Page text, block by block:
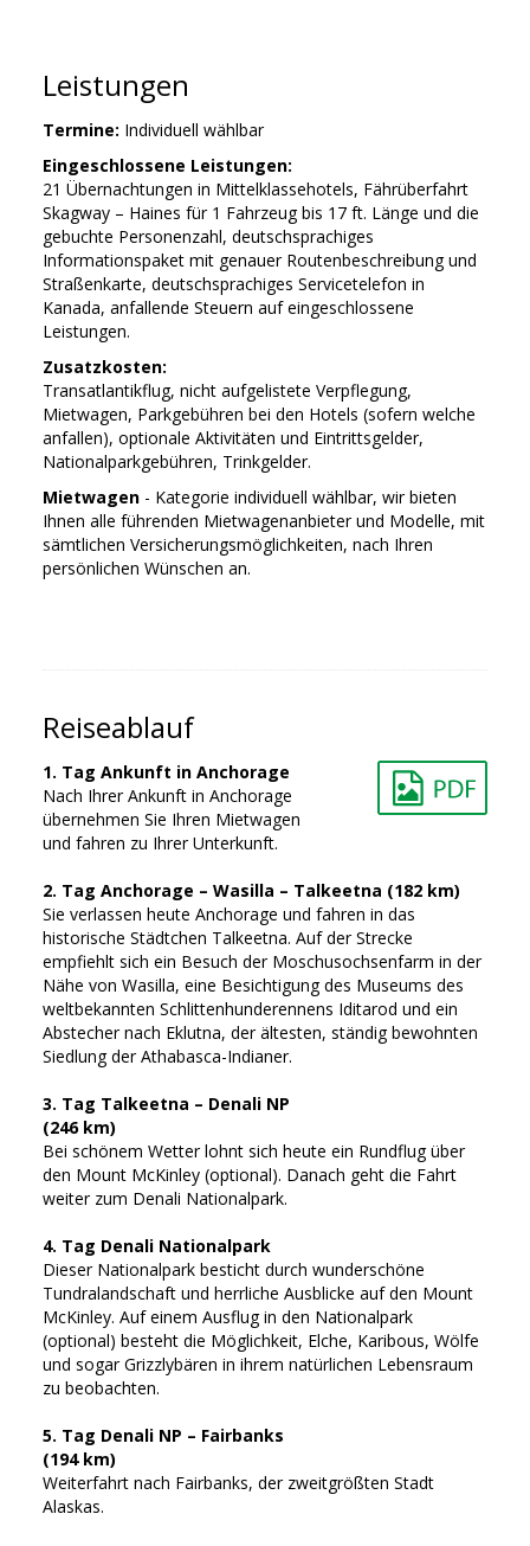
Leistungen
Termine: Individuell wählbar
Eingeschlossene Leistungen:
21 Übernachtungen in Mittelklassehotels, Fährüberfahrt
Skagway – Haines für 1 Fahrzeug bis 17 ft. Länge und die
gebuchte Personenzahl, deutschsprachiges
Informationspaket mit genauer Routenbeschreibung und
Straßenkarte, deutschsprachiges Servicetelefon in
Kanada, anfallende Steuern auf eingeschlossene
Leistungen.
Zusatzkosten:
Transatlantikflug, nicht aufgelistete Verpflegung,
Mietwagen, Parkgebühren bei den Hotels (sofern welche
anfallen), optionale Aktivitäten und Eintrittsgelder,
Nationalparkgebühren, Trinkgelder.
Mietwagen- Kategorie individuell wählbar, wir bieten
Ihnen alle führenden Mietwagenanbieter und Modelle, mit
sämtlichen Versicherungsmöglichkeiten, nach Ihren
persönlichen Wünschen an.
Reiseablauf
1. Tag Ankunft in Anchorage
Nach Ihrer Ankunft in Anchorage
übernehmen Sie Ihren Mietwagen
und fahren zu Ihrer Unterkunft.
2. Tag Anchorage – Wasilla – Talkeetna (182 km)
Sie verlassen heute Anchorage und fahren in das
historische Städtchen Talkeetna. Auf der Strecke
empfiehlt sich ein Besuch der Moschusochsenfarm in der
Nähe von Wasilla, eine Besichtigung des Museums des
weltbekannten Schlittenhunderennens Iditarod und ein
Abstecher nach Eklutna, der ältesten, ständig bewohnten
Siedlung der Athabasca-Indianer.
3. Tag Talkeetna – Denali NP
(246 km)
Bei schönem Wetter lohnt sich heute ein Rundflug über
den Mount McKinley (optional). Danach geht die Fahrt
weiter zum Denali Nationalpark.
4. Tag Denali Nationalpark
Dieser Nationalpark besticht durch wunderschöne
Tundralandschaft und herrliche Ausblicke auf den Mount
McKinley. Auf einem Ausflug in den Nationalpark
(optional) besteht die Möglichkeit, Elche, Karibous, Wölfe
und sogar Grizzlybären in ihrem natürlichen Lebensraum
zu beobachten.
5. Tag Denali NP – Fairbanks
(194 km)
Weiterfahrt nach Fairbanks, der zweitgrößten Stadt
Alaskas.